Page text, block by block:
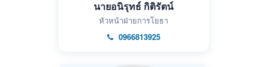
นายอนิรุทธ์ กิติรัตน์
หัวหน้าฝ่ายการโยธา
0966813925